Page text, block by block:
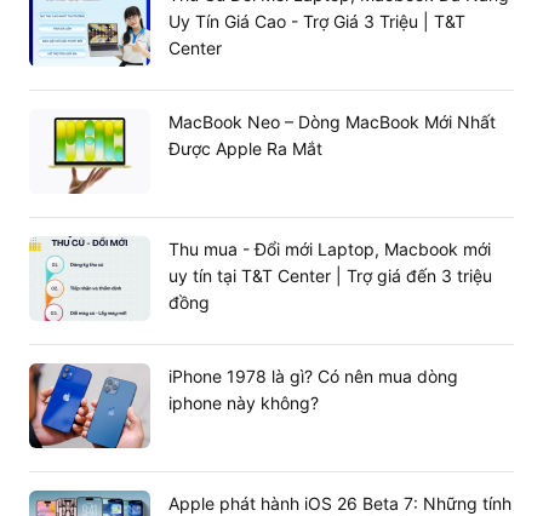
Uy Tín Giá Cao - Trợ Giá 3 Triệu | T&T
Center
MacBook Neo – Dòng MacBook Mới Nhất
Được Apple Ra Mắt
Thu mua - Đổi mới Laptop, Macbook mới
uy tín tại T&T Center | Trợ giá đến 3 triệu
đồng
iPhone 1978 là gì? Có nên mua dòng
iphone này không?
Apple phát hành iOS 26 Beta 7: Những tính